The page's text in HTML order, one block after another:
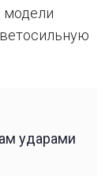
модели
ударами